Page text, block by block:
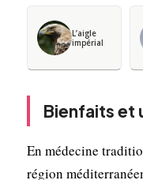
L’aigle
impérial
Bienfaits et
En médecine
région